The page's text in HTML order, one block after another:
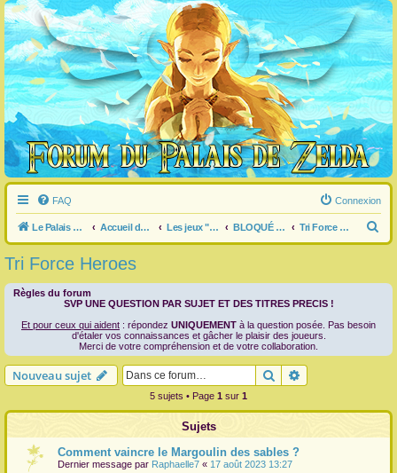
FAQ Connexion
Le Palais de Zelda Accueil du forum Les jeux "Legend of Zelda" BLOQUÉ dans un jeu ? Tri Force Heroes
e
c
Tri Force Heroes
Règles du forum
SVP UNE QUESTION PAR SUJET ET DES TITRES PRECIS !
Et pour ceux qui aident : répondez UNIQUEMENT à la question posée. Pas besoin
d'étaler vos connaissances et gâcher le plaisir des joueurs.
Merci de votre compréhension et de votre collaboration.
Nouveau sujet Rechercher
5 sujets • Page 1 sur 1
Sujets
Comment vaincre le Margoulin des sables ?
Dernier message par Raphaelle7 « 17 août 2023 13:27